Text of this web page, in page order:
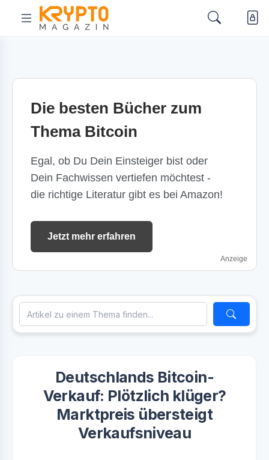
Die besten Bücher zum
Thema Bitcoin
Egal, ob Du Dein Einsteiger bist oder
Dein Fachwissen vertiefen möchtest -
die richtige Literatur gibt es bei Amazon!
Jetzt mehr erfahren
Anzeige
Deutschlands Bitcoin-
Verkauf: Plötzlich klüger?
Marktpreis übersteigt
Verkaufsniveau